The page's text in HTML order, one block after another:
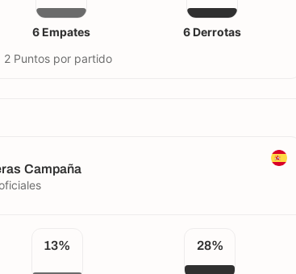
6 Empates
6 Derrotas
2 Puntos por partido
Campaña
13% 28%